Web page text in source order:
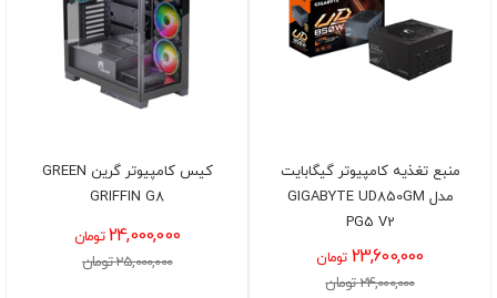
منبع تغذیه کامپیوتر گیگابایت
مدل GIGABYTE UD850GM
PG5 V2
23,600,000 تومان
24,000,000 تومان
کیس کامپیوتر گرین GREEN
GRIFFIN G8
24,000,000 تومان
25,000,000 تومان